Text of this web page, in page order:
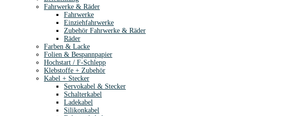
Fahrwerke & Räder
Fahrwerke
Einziehfahrwerke
Zubehör Fahrwerke & Räder
Räder
Farben & Lacke
Folien & Bespannpapier
Hochstart / F-Schlepp
Klebstoffe + Zubehör
Kabel + Stecker
Servokabel & Stecker
Schalterkabel
Ladekabel
Silikonkabel